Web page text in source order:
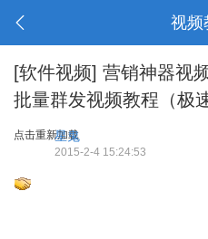
视频
[软件视频] 营销神器视
批量群发视频教程（极
点击重新加载
星鬼
2015-2-4 15:24:53